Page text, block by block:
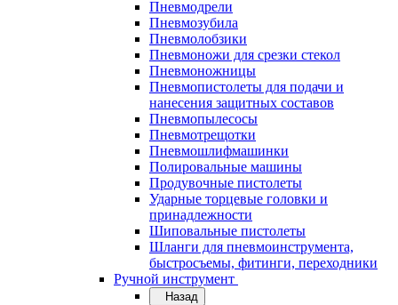
Пневмодрели
Пневмозубила
Пневмолобзики
Пневмоножи для срезки стекол
Пневмоножницы
Пневмопистолеты для подачи и
нанесения защитных составов
Пневмопылесосы
Пневмотрещотки
Пневмошлифмашинки
Полировальные машины
Продувочные пистолеты
Ударные торцевые головки и
принадлежности
Шиповальные пистолеты
Шланги для пневмоинструмента,
быстросъемы, фитинги, переходники
Ручной инструмент
Назад